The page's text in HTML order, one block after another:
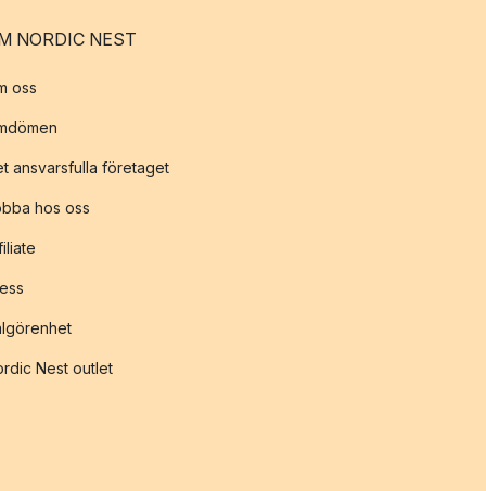
NORDIC NEST
oss
ansvarsfulla företaget
hos oss
Nest outlet